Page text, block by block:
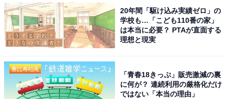
驚きました。同級生だった方々は、キャンパスライフが
楽しかったのではと想像します」（50代女性／埼玉県）
などの声が上がりました。
※回答者からのコメントは原文ママです
この記事の筆者：児玉 友梨 プロフィール
20年間「駆け込み実績ゼロ」の
学校も…「こども110番の家」
は本当に必要？ PTAが直面する
理想と現実
「青春18きっぷ」販売激減の裏
に何が？ 連続利用の厳格化だけ
ではない「本当の理由」